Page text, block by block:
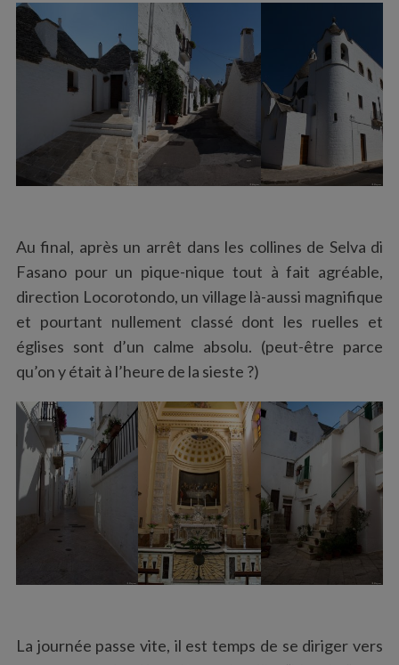
Au final, après un arrêt dans les collines de Selva di
Fasano pour un pique-nique tout à fait agréable,
direction Locorotondo, un village là-aussi magnifique
et pourtant nullement classé dont les ruelles et
églises sont d’un calme absolu. (peut-être parce
qu’on y était à l’heure de la sieste ?)
La journée passe vite, il est temps de se diriger vers
e
f